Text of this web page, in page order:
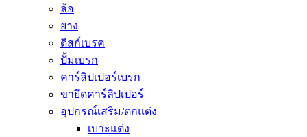
ล้อ
ยาง
ดิสก์เบรค
ปั้มเบรก
คาร์ลิปเปอร์เบรก
ขายึดคาร์ลิปเปอร์
อุปกรณ์เสริม/ตกแต่ง
เบาะแต่ง